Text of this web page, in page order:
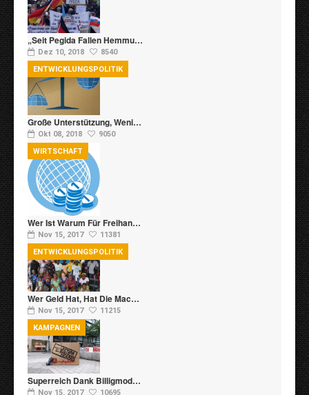
„Seit Pegida Fallen Hemmu…
Dez 10, 2018 8540
Große Unterstützung, Weni…
Okt 08, 2018 9050
ENTWICKLUNGSPOLITIK
Wer Ist Warum Für Freihan…
Nov 15, 2017 11381
WIRTSCHAFT
Wer Geld Hat, Hat Die Mac…
Nov 15, 2017 11215
ENTWICKLUNGSPOLITIK
Superreich Dank Billigmod…
Nov 15, 2017 10695
KAMPAGNEN